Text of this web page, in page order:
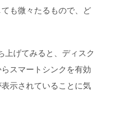
も微々たるもので、ど
上げてみると、ディスク
スマートシンクを有効
示されていることに気